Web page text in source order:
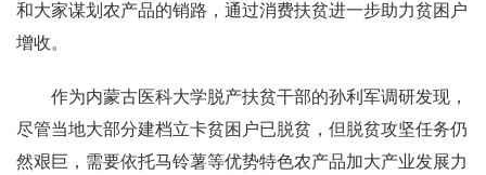
和大家谋划农产品的销路，通过消费扶贫进一步助力贫困户
增收。
作为内蒙古医科大学脱产扶贫干部的孙利军调研发现，
尽管当地大部分建档立卡贫困户已脱贫，但脱贫攻坚任务仍
然艰巨，需要依托马铃薯等优势特色农产品加大产业发展力